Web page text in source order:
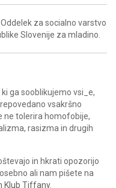
za socialno varstvo
Slovenije za mladino.
ga sooblikujemo vsi_e,
vsakršno
ne tolerira homofobije,
rasizma in drugih
in hkrati opozorijo
ali nam pišete na
Klub Tiffany.